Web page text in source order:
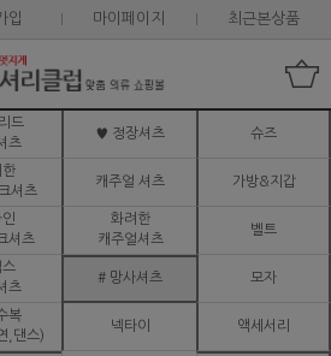
입 마이페이지 최근본상품
드
츠
♥ 정장셔츠 슈즈
셔츠
캐주얼 셔츠 가방&지갑
인
셔츠
화려한
캐주얼셔츠
벨트
스
츠
# 망사셔츠 모자
복
,댄스)
넥타이 액세서리